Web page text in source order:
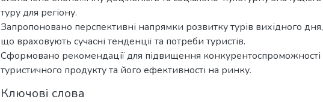
туру для регіону.
Запропоновано перспективні напрямки розвитку турів вихідного дня,
що враховують сучасні тенденції та потреби туристів.
Сформовано рекомендації для підвищення конкурентоспроможності
туристичного продукту та його ефективності на ринку.
Ключові слова